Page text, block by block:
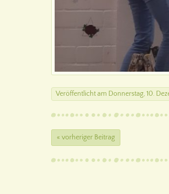
Veröffentlichtam Donnerstag, 10.
« vorheriger Beitrag